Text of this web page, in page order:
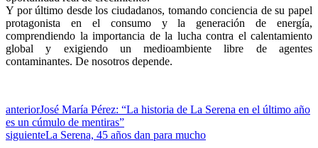
Y por último desde los ciudadanos, tomando conciencia de su papel
protagonista en el consumo y la generación de energía,
comprendiendo la importancia de la lucha contra el calentamiento
global y exigiendo un medioambiente libre de agentes
contaminantes. De nosotros depende.
anteriorJosé María Pérez: “La historia de La Serena en el último año
es un cúmulo de mentiras”
siguienteLa Serena, 45 años dan para mucho